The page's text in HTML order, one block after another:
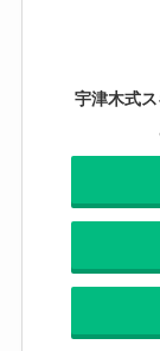
宇津木式